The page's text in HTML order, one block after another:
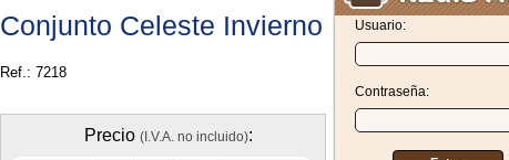
Conjunto Celeste Invierno
Ref.: 7218
Precio (I.V.A. no incluido):
Usuario:
Contraseña: